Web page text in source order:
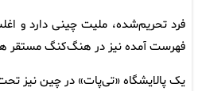
فرد تحریم‌شده، ملیت چینی دارد و
فهرست آمده نیز در هنگ‌کنگ مستقر
یک پالایشگاه «تی‌پات» در چین نیز